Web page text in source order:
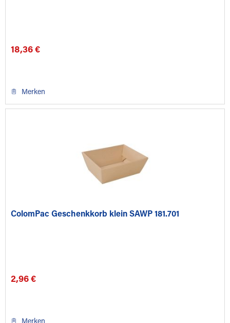
18,36 €
Merken
ColomPac Geschenkkorb klein SAWP 181.701
2,96 €